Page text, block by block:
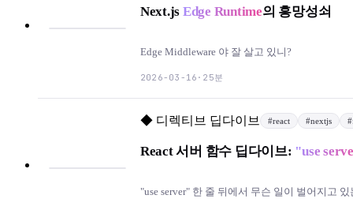
Next.js Edge Runtime의 흥망성쇠
Edge Middleware 야 잘 살고 있니?
2026-03-16 · 25분
◆ 디렉티브 딥다이브 #react #nextjs #
React 서버 함수 딥다이브: "use
"use server" 한 줄 뒤에서 무슨 일이 벌어지고 있